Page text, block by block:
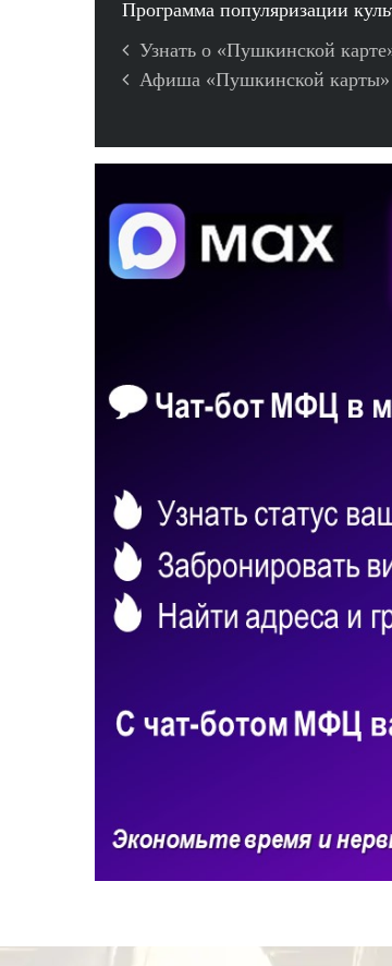
Программа популяризации
Узнать о «Пушкинской
Афиша «Пушкинской карты»